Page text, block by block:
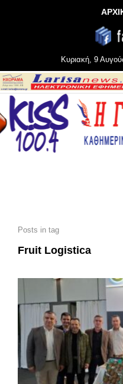
Κυριακή, 9
Posts in tag
Fruit Logistica